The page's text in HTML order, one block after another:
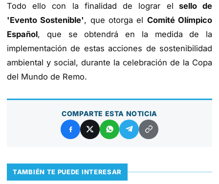
Todo ello con la finalidad de lograr el sello de
'Evento Sostenible', que otorga el Comité Olímpico
Español, que se obtendrá en la medida de la
implementación de estas acciones de sostenibilidad
ambiental y social, durante la celebración de la Copa
del Mundo de Remo.
COMPARTE ESTA NOTICIA
TAMBIÉN TE PUEDE INTERESAR